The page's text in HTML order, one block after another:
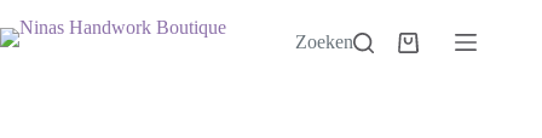
naar
de
Zoeken Winkelwagen